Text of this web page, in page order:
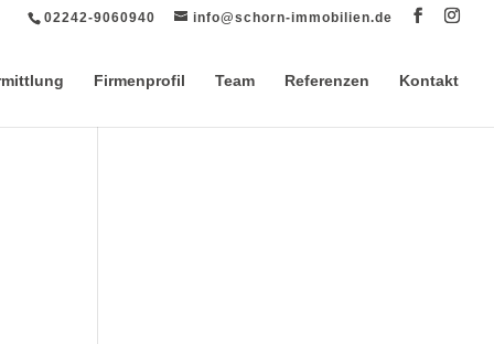
02242-9060940 info@schorn-immobilien.de
Firmenprofil Team Referenzen Kontakt